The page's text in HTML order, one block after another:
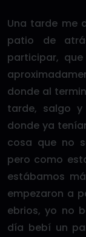
Una tarde me
patio de
participar,
donde al
tarde, salgo
donde ya
cosa que no
pero como
estábamos
empezaron a
ebrios, yo no
día bebí un